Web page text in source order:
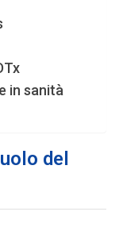
in sanità
del